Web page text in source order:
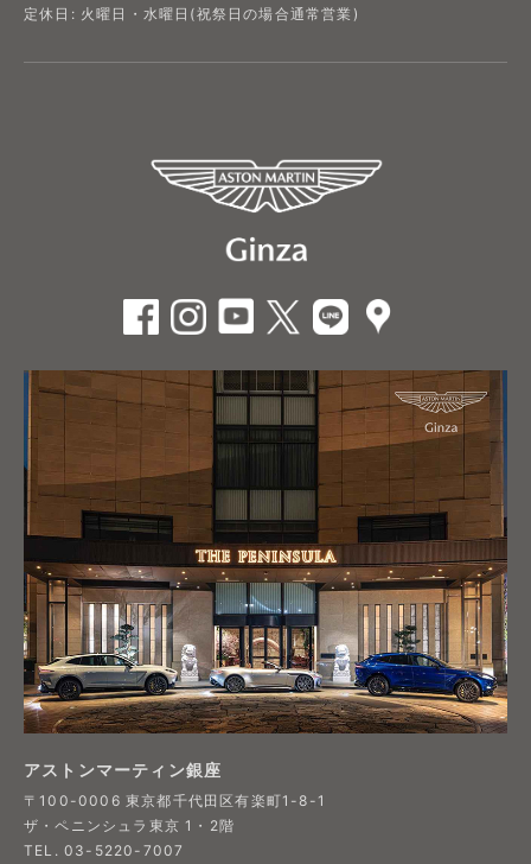
定休日: 火曜日・水曜日(祝祭日の場合通常営業)
アストンマーティン銀座
〒100-0006 東京都千代田区有楽町1-8-1
ザ・ペニンシュラ東京 1・2階
TEL. 03-5220-7007